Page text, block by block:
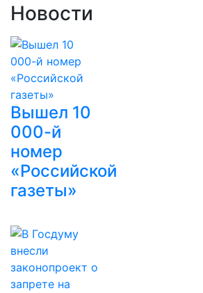
Новости
Вышел 10
000-й
номер
«Российской
газеты»